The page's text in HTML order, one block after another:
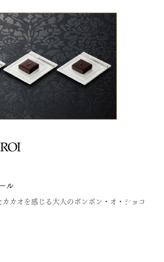
カオを感じる大人のボンボン・オ・ショコ